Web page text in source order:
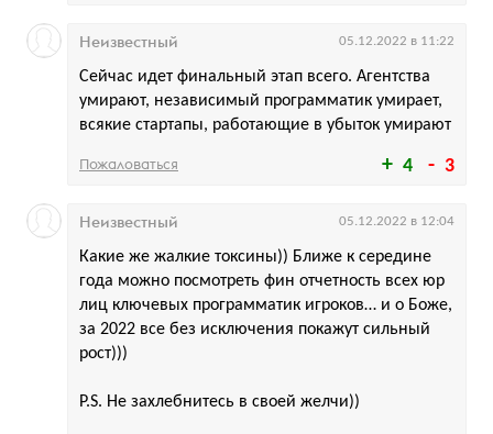
4 3
Сейчас идет финальный этап всего. Агентства
умирают, независимый программатик умирает,
всякие стартапы, работающие в убыток умирают
Неизвестный 05.12.2022 в 11:22
Пожаловаться
Какие же жалкие токсины)) Ближе к середине
года можно посмотреть фин отчетность всех юр
лиц ключевых программатик игроков… и о Боже,
за 2022 все без исключения покажут сильный
рост)))
P.S. Не захлебнитесь в своей желчи))
Неизвестный 05.12.2022 в 12:04